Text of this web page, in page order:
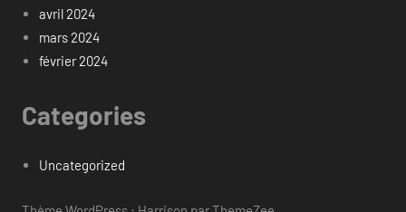
avril 2024
mars 2024
février 2024
Categories
Uncategorized